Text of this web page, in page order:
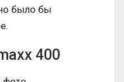
было бы
400